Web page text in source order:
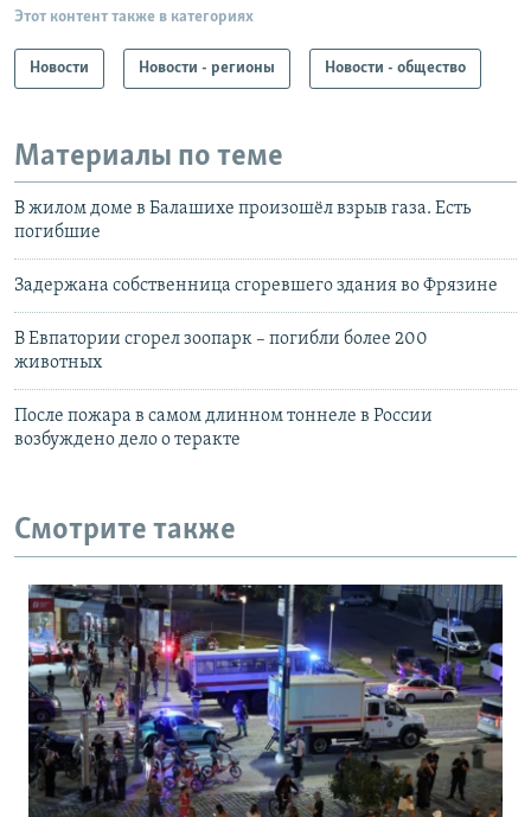
Этот контент также в категориях
Новости Новости - регионы Новости - общество
Материалы по теме
В жилом доме в Балашихе произошёл взрыв газа. Есть
погибшие
Задержана собственница сгоревшего здания во Фрязине
В Евпатории сгорел зоопарк – погибли более 200
животных
После пожара в самом длинном тоннеле в России
возбуждено дело о теракте
Смотрите также